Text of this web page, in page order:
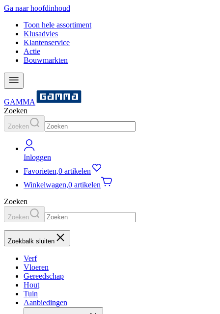
Ga naar hoofdinhoud
Toon hele assortiment
Klusadvies
Klantenservice
Actie
Bouwmarkten
GAMMA
Zoeken
Zoeken
Inloggen
Favorieten,0 artikelen
Winkelwagen,0 artikelen
Zoeken
Zoeken
Zoekbalk sluiten
Verf
Vloeren
Gereedschap
Hout
Tuin
Aanbiedingen